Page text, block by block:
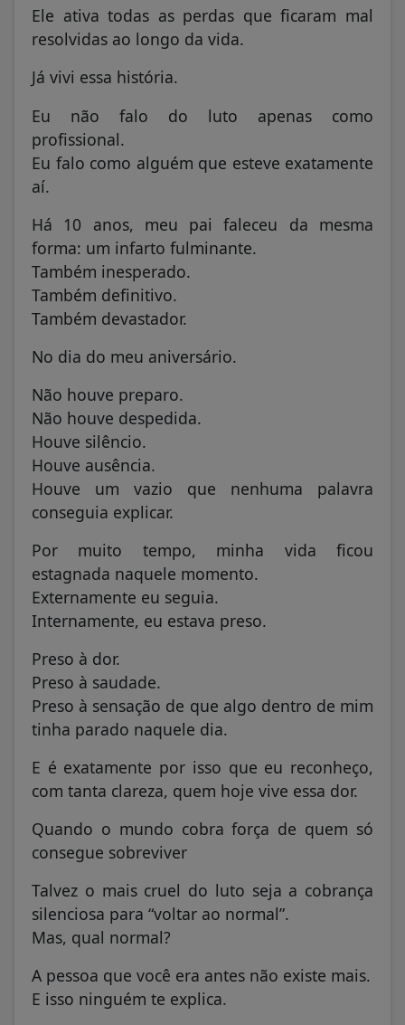
Ele ativa todas as perdas que ficaram mal
resolvidas ao longo da vida.
Já vivi essa história.
Eu não falo do luto apenas como
profissional.
Eu falo como alguém que esteve exatamente
aí.
Há 10 anos, meu pai faleceu da mesma
forma: um infarto fulminante.
Também inesperado.
Também definitivo.
Também devastador.
No dia do meu aniversário.
Não houve preparo.
Não houve despedida.
Houve silêncio.
Houve ausência.
Houve um vazio que nenhuma palavra
conseguia explicar.
Por muito tempo, minha vida ficou
estagnada naquele momento.
Externamente eu seguia.
Internamente, eu estava preso.
Preso à dor.
Preso à saudade.
Preso à sensação de que algo dentro de mim
tinha parado naquele dia.
E é exatamente por isso que eu reconheço,
com tanta clareza, quem hoje vive essa dor.
Quando o mundo cobra força de quem só
consegue sobreviver
Talvez o mais cruel do luto seja a cobrança
silenciosa para “voltar ao normal”.
Mas, qual normal?
A pessoa que você era antes não existe mais.
E isso ninguém te explica.